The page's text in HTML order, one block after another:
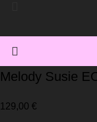
Melody Susie
129,00 €